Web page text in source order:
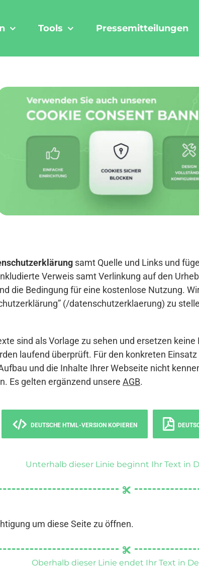
Tools Pressemitteilungen
samt Quelle und Links und
Verweis samt Verlinkung auf den
die Bedingung für eine kostenlose Nutzung.
(/datenschutzerklaerung) zu
sind als Vorlage zu sehen und ersetzen
laufend überprüft. Für den konkreten
und die Inhalte Ihrer Webseite nicht
Es gelten ergänzend unsere AGB.
DEUTSCHE HTML-VERSION KOPIEREN
Unterhalb dieser Linie beginnt Ihr Text in
um diese Seite zu öffnen.
Oberhalb dieser Linie endet Ihr Text in